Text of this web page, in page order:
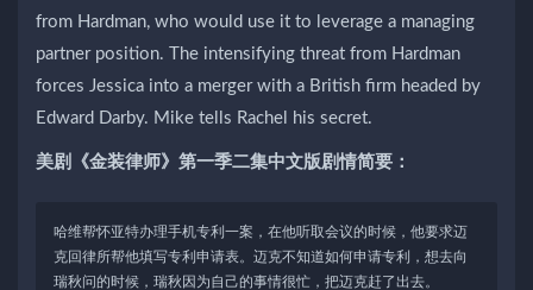
from Hardman, who would use it to leverage a managing
partner position. The intensifying threat from Hardman
forces Jessica into a merger with a British firm headed by
Edward Darby. Mike tells Rachel his secret.
美剧《金装律师》第一季二集中文版剧情简要：
哈维帮怀亚特办理手机专利一案，在他听取会议的时候，他要求迈
克回律所帮他填写专利申请表。迈克不知道如何申请专利，想去向
瑞秋问的时候，瑞秋因为自己的事情很忙，把迈克赶了出去。